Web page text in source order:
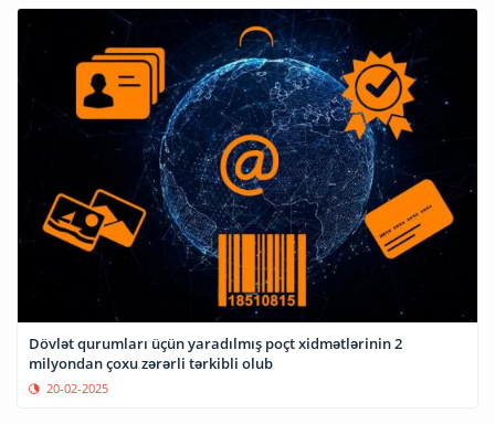
Dövlət qurumları üçün yaradılmış poçt xidmətlərinin 2
milyondan çoxu zərərli tərkibli olub
20-02-2025